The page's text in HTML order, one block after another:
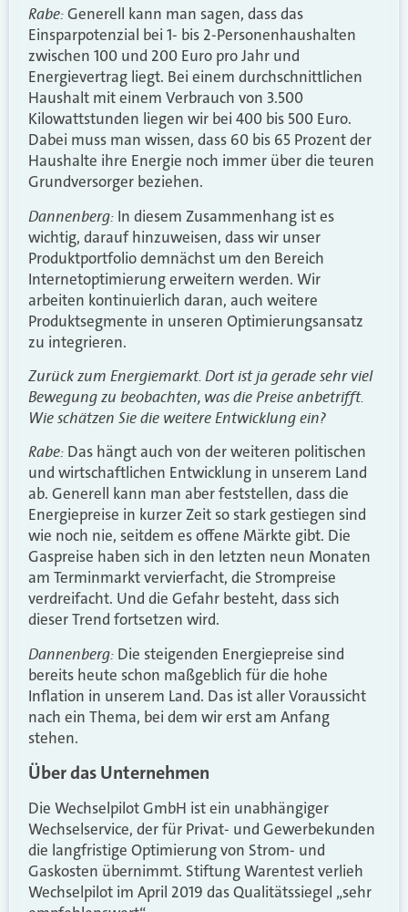
Rabe:Generell kann man sagen, dass das
Einsparpotenzial bei 1- bis 2-Personenhaushalten
zwischen 100 und 200 Euro pro Jahr und
Energievertrag liegt. Bei einem durchschnittlichen
Haushalt mit einem Verbrauch von 3.500
Kilowattstunden liegen wir bei 400 bis 500 Euro.
Dabei muss man wissen, dass 60 bis 65 Prozent der
Haushalte ihre Energie noch immer über die teuren
Grundversorger beziehen.
Dannenberg: In diesem Zusammenhang ist es
wichtig, darauf hinzuweisen, dass wir unser
Produktportfolio demnächst um den Bereich
Internetoptimierung erweitern werden. Wir
arbeiten kontinuierlich daran, auch weitere
Produktsegmente in unseren Optimierungsansatz
zu integrieren.
Zurück zum Energiemarkt. Dort ist ja gerade sehr viel
Bewegung zu beobachten, was die Preise anbetrifft.
Wie schätzen Sie die weitere Entwicklung ein?
Rabe: Das hängt auch von der weiteren politischen
und wirtschaftlichen Entwicklung in unserem Land
ab. Generell kann man aber feststellen, dass die
Energiepreise in kurzer Zeit so stark gestiegen sind
wie noch nie, seitdem es offene Märkte gibt. Die
Gaspreise haben sich in den letzten neun Monaten
am Terminmarkt vervierfacht, die Strompreise
verdreifacht. Und die Gefahr besteht, dass sich
dieser Trend fortsetzen wird.
Dannenberg: Die steigenden Energiepreise sind
bereits heute schon maßgeblich für die hohe
Inflation in unserem Land. Das ist aller Voraussicht
nach ein Thema, bei dem wir erst am Anfang
stehen.
Über das Unternehmen
Die Wechselpilot GmbH ist ein unabhängiger
Wechselservice, der für Privat- und Gewerbekunden
die langfristige Optimierung von Strom- und
Gaskosten übernimmt. Stiftung Warentest verlieh
Wechselpilot im April 2019 das Qualitätssiegel „sehr